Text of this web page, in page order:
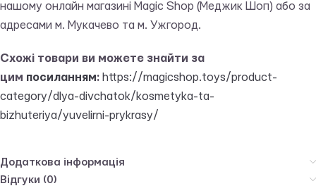
нашому онлайн магазині Magic Shop (Меджик Шоп) або за
адресами м. Мукачево та м. Ужгород.
Схожі товари ви можете знайти за
цим посиланням: https://magicshop.toys/product-
category/dlya-divchatok/kosmetyka-ta-
bizhuteriya/yuvelirni-prykrasy/
Додаткова інформація
Відгуки (0)